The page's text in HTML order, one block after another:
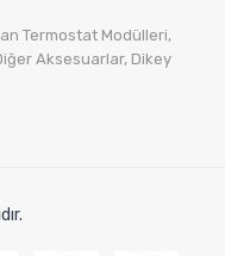
Termostat Modülleri,
Aksesuarlar, Dikey